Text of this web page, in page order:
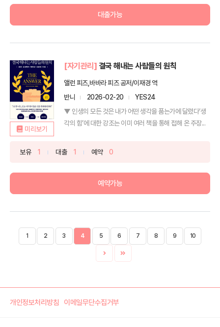
대출가능
미리보기
[자기관리] 결국 해내는 사람들의 원칙
앨런 피즈,바바라 피즈 공저/이재경 역
반니
2026-02-20
YES24
▼ 인생의 모든 것은 내가 어떤 생각을 품는가에 달렸다‘생
각의 힘’에 대한 강조는 이미 여러 책을 통해 접해 온 주장...
보유 1 대출 1 예약 0
예약가능
1 2 3 4 5 6 7 8 9 10
개인정보처리방침 이메일무단수집거부